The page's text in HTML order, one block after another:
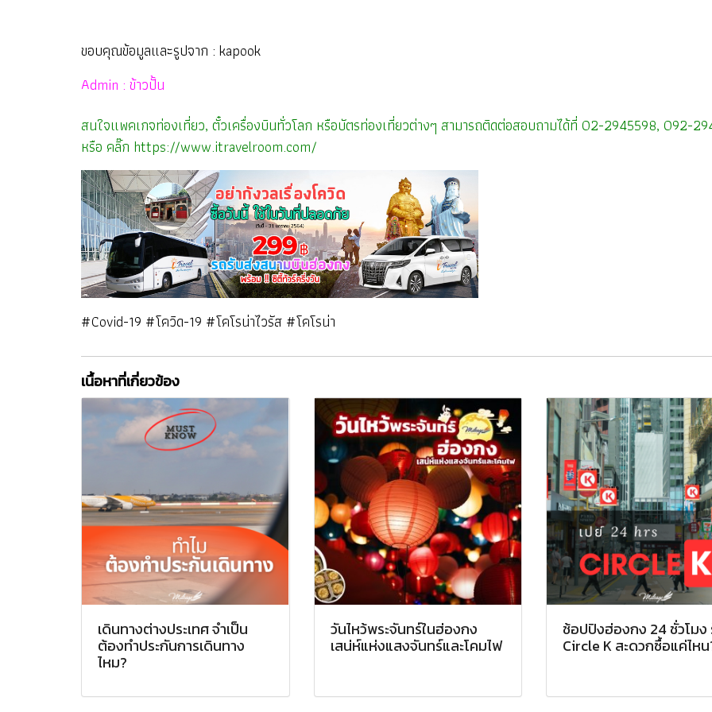
ขอบคุณข้อมูลและรูปจาก : kapook
Admin : ข้าวปั้น
สนใจแพคเกจท่องเที่ยว, ตั๋วเครื่องบินทั่วโลก หรือบัตรท่องเที่ยวต่างๆ สามารถติดต่อสอบถามได้ที่ 02-2945598, 092-
หรือ คลิ๊ก https://www.itravelroom.com/
#Covid-19 #โควิด-19 #โคโรน่าไวรัส #โคโรน่า
เนื้อหาที่เกี่ยวข้อง
เดินทางต่างประเทศ จำเป็น
ต้องทำประกันการเดินทาง
ไหม?
วันไหว้พระจันทร์ในฮ่องกง
เสน่ห์แห่งแสงจันทร์และโคมไฟ
ช้อปปิงฮ่องกง 24 ชั่วโมง
Circle K สะดวกซื้อแค่ไหน